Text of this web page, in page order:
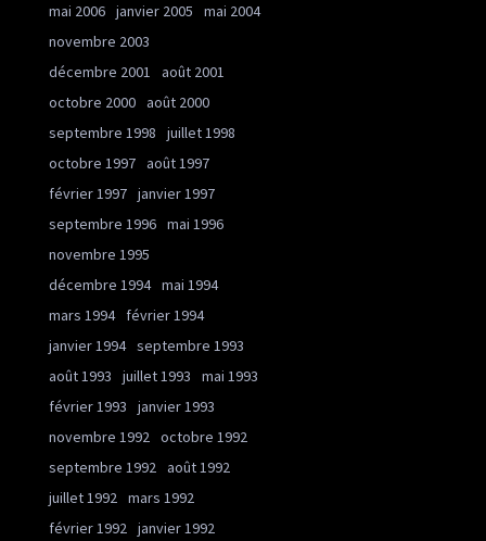
mai 2006 janvier 2005
mai 2004
novembre 2003
décembre 2001
août 2001
octobre 2000 août 2000
septembre 1998
juillet 1998
octobre 1997 août 1997
février 1997 janvier 1997
septembre 1996 mai 1996
novembre 1995
décembre 1994 mai 1994
mars 1994
février 1994
janvier 1994 septembre 1993
août 1993
juillet 1993
mai 1993
février 1993
janvier 1993
novembre 1992 octobre 1992
septembre 1992 août 1992
juillet 1992 mars 1992
février 1992 janvier 1992